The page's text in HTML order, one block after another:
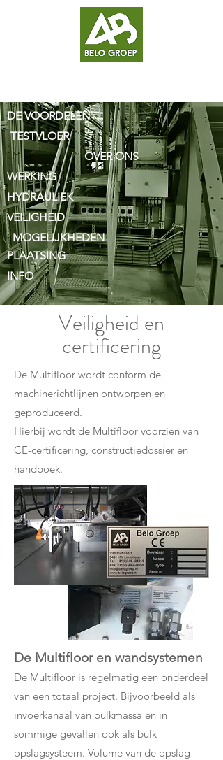
DE VOORDELEN
TESTVLOER
OVER ONS
WERKING
HYDRAULIEK
VEILIGHEID
MOGELIJKHEDEN
PLAATSING
INFO
Veiligheid en
certificering
De Multifloor wordt conform de
machinerichtlijnen ontworpen en
geproduceerd.
Hierbij wordt de Multifloor voorzien van
CE-certificering, constructiedossier en
handboek.
De Multifloor en wandsystemen
De Multifloor is regelmatig een onderdeel
van een totaal project. Bijvoorbeeld als
invoerkanaal van bulkmassa en in
sommige gevallen ook als bulk
opslagsysteem. Volume van de opslag